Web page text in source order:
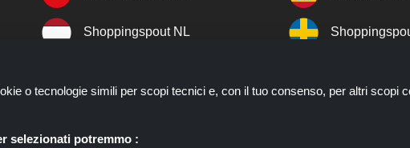
Shoppingspout NL
o tecnologie simili per scopi tecnici e, con il tuo consenso, per altri scopi
selezionati potremmo :